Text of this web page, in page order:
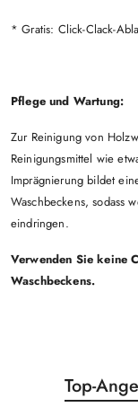
* Gratis: Click-Clack-
Pflege und Wartung:
Zur Reinigung von
Reinigungsmittel wie
Imprägnierung bildet
Waschbeckens, sodass
eindringen.
Verwenden Sie keine
Waschbeckens.
Überspringen
Top-